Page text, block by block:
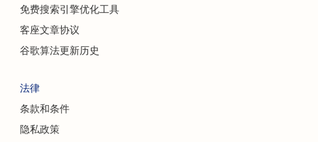
清洁服务搜索引擎优化
为咨询公司提供搜索引擎优化
整形外科医生的搜索引擎优化
免费搜索引擎优化工具
客座文章协议
谷歌算法更新历史
法律
条款和条件
隐私政策